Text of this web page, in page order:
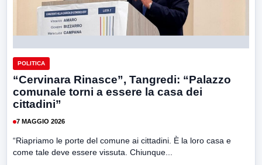
POLITICA
“Cervinara Rinasce”, Tangredi: “Palazzo
comunale torni a essere la casa dei
cittadini”
7 MAGGIO 2026
“Riapriamo le porte del comune ai cittadini. È la loro casa e
come tale deve essere vissuta. Chiunque...